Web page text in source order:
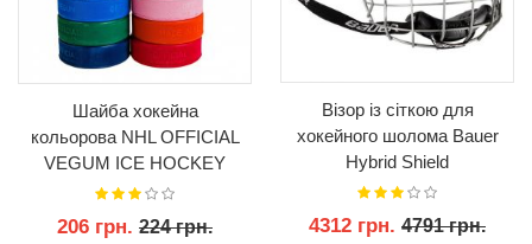
Шайба хокейна
кольорова NHL OFFICIAL
VEGUM ICE HOCKEY
PUCK
206 грн. 224 грн.
Візор із сіткою для
хокейного шолома Bauer
Hybrid Shield
4312 грн. 4791 грн.